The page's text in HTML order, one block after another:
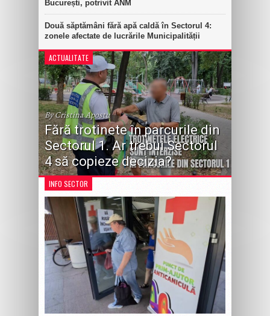
București, potrivit ANM
Două săptămâni fără apă caldă în Sectorul 4:
zonele afectate de lucrările Municipalității
ACTUALITATE
By Cristina Apostu
Fără trotinete în parcurile din
Sectorul 1. Ar trebui Sectorul
4 să copieze decizia?
INFO SECTOR